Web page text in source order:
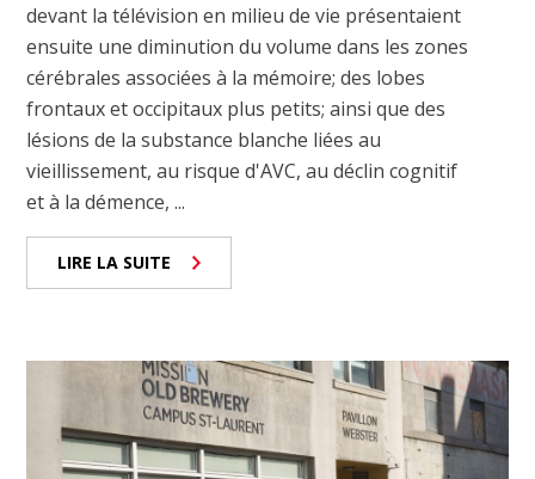
devant la télévision en milieu de vie présentaient
ensuite une diminution du volume dans les zones
cérébrales associées à la mémoire; des lobes
frontaux et occipitaux plus petits; ainsi que des
lésions de la substance blanche liées au
vieillissement, au risque d'AVC, au déclin cognitif
et à la démence, ...
LIRE LA SUITE